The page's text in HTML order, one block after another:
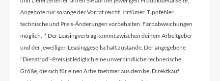
Angebote nur solange der Vorrat reicht. Irrtümer, Tippfehler,
technische und Preis-Änderungen vorbehalten. Farbabweichungen
möglich. * Der Leasingvertrag kommt zwischen deinem Arbeitgeber
und der jeweiligen Leasinggesellschaft zustande. Der angegebene
"Dienstrad"-Preis ist lediglich eine unverbindliche rechnerische
Größe, die sich für einen Arbeitnehmer aus dem bei Direktkauf